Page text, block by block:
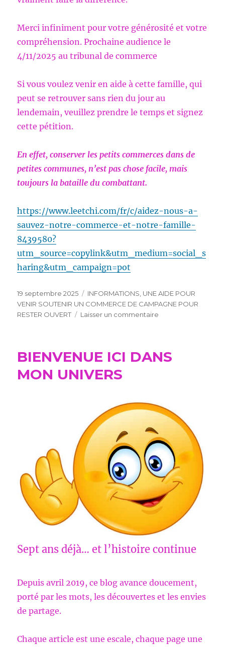
Merci infiniment pour votre générosité et votre
compréhension. Prochaine audience le
4/11/2025 au tribunal de commerce
Si vous voulez venir en aide à cette famille, qui
peut se retrouver sans rien du jour au
lendemain, veuillez prendre le temps et signez
cette pétition.
En effet, conserver les petits commerces dans de
petites communes, n’est pas chose facile, mais
toujours la bataille du combattant.
https://www.leetchi.com/fr/c/aidez-nous-a-
sauvez-notre-commerce-et-notre-famille-
8439580?
utm_source=copylink&utm_medium=social_s
haring&utm_campaign=pot
Publié
le
19 septembre 2025 Catégories
INFORMATIONS, UNE AIDE POUR
VENIR SOUTENIR UN COMMERCE DE CAMPAGNE POUR
RESTER OUVERT
Laisser un commentaire
VENIR
CAMPAGNE
POUR
RESTER
« OUVERT ».
BIENVENUE ICI DANS
MON UNIVERS
Sept ans déjà… et l’histoire continue
Depuis avril 2019, ce blog avance doucement,
porté par les mots, les découvertes et les envies
de partage.
Chaque article est une escale, chaque page une